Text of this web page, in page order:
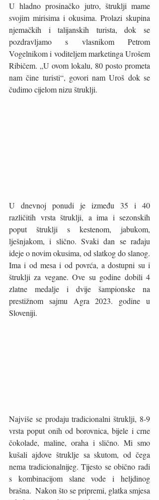
U hladno prosinačko jutro, štruklji mame
svojim mirisima i okusima. Prolazi skupina
njemačkih i talijanskih turista, dok se
pozdravljamo s vlasnikom Petrom
Vogelnikom i voditeljem marketinga Urošem
Ribičem. „U ovom lokalu, 80 posto prometa
nam čine turisti“, govori nam Uroš dok se
čudimo cijelom nizu štruklji.
U dnevnoj ponudi je između 35 i 40
različitih vrsta štruklji, a ima i sezonskih
poput štruklji s kestenom, jabukom,
lješnjakom, i slično. Svaki dan se rađaju
ideje o novim okusima, od slatkog do slanog.
Ima i od mesa i od povrća, a dostupni su i
štruklji za vegane. Ove su godine dobili 4
zlatne medalje i dvije šampionske na
prestižnom sajmu Agra 2023. godine u
Sloveniji.
Najviše se prodaju tradicionalni štruklji, 8-9
vrsta poput onih od borovnica, bijele i crne
čokolade, maline, oraha i slično. Mi smo
kušali ajdove štruklje sa skutom, od čega
nema tradicionalnijeg. Tijesto se obično radi
s kombinacijom slane vode i heljdinog
brašna.  Nakon što se pripremi, glatka smjesa